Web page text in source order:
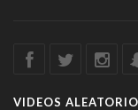
VIDEOS